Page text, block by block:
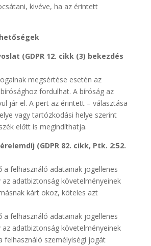
kivéve, ha az érintett
(GDPR 12. cikk (3) bekezdés
megsértése esetén az
fordulhat. A bíróság az
jár el. A pert az érintett – választása
vagy tartózkodási helye szerint
előtt is megindíthatja.
(GDPR 82. cikk, Ptk. 2:52.
a felhasználó adatainak jogellenes
az adatbiztonság követelményeinek
kárt okoz, köteles azt
a felhasználó adatainak jogellenes
az adatbiztonság követelményeinek
felhasználó személyiségi jogát